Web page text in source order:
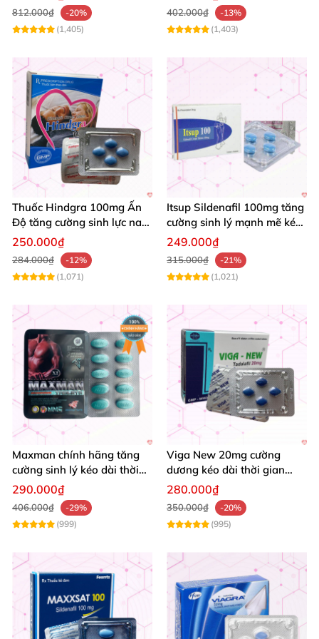
Cường Sinh Lực
812.000₫
-20%
(1,405)
402.000₫
-13%
(1,403)
Thuốc Hindgra 100mg Ấn
Độ tăng cường sinh lực nam
chống xuất tinh sớm mua
250.000₫
284.000₫
-12%
(1,071)
Itsup Sildenafil 100mg tăng
cường sinh lý mạnh mẽ kéo
dài thời gian nam
249.000₫
315.000₫
-21%
(1,021)
Maxman chính hãng tăng
cường sinh lý kéo dài thời
gian chống xuất tinh sớm
hộp 10 viên
290.000₫
406.000₫
-29%
(999)
Viga New 20mg cường
dương kéo dài thời gian
tăng khoái cảm hộp 4 viên
280.000₫
350.000₫
-20%
(995)